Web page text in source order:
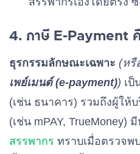
4. ภาษี E-Payment
ธุรกรรมลักษณะเฉพาะ (หรื
เพย์เมนต์ (e-payment)) เป็
(เช่น ธนาคาร) รวมถึงผู้ให้
(เช่น mPAY, TrueMoney)
สรรพากร ทราบเมื่อตรวจพ